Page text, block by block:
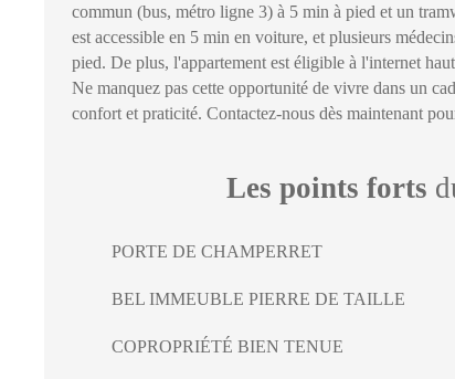
commun (bus, métro ligne 3) à 5 min à pied et un
est accessible en 5 min en voiture, et plusieurs
pied. De plus, l'appartement est éligible à l'internet
Ne manquez pas cette opportunité de vivre dans un
confort et praticité. Contactez-nous dès maintenant
Les points forts
PORTE DE CHAMPERRET
BEL IMMEUBLE PIERRE DE TAILLE
COPROPRIÉTÉ BIEN TENUE